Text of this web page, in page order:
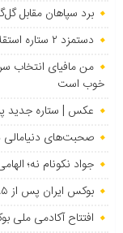
برد سپاهان مقابل
دستمزد ۲ ستاره استقلال برای تمدید مشخص شد
من مافیای انتخاب
خوب است
عکس | ستاره جدید
صحبت‌های دنیامالی
جواد نکونام نه؛
بوکس ایران پس از ۸۵ سال صاحب آکادمی تیم های ملی شد
افتتاح آکادمی ملی